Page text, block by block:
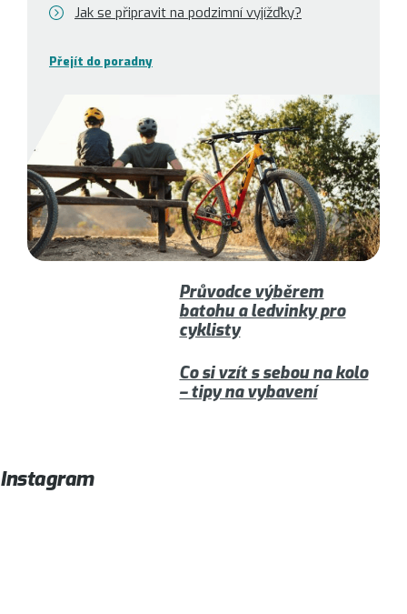
Jak se připravit na podzimní vyjížďky?
Přejít do poradny
Průvodce výběrem
batohu a ledvinky pro
cyklisty
Co si vzít s sebou na kolo
– tipy na vybavení
Instagram